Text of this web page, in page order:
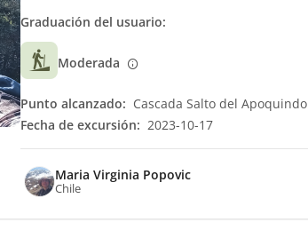
Graduación del usuario:
Moderada
Punto alcanzado: Cascada Salto del Apoquindo
Fecha de excursión: 2023-10-17
Maria Virginia Popovic
Chile